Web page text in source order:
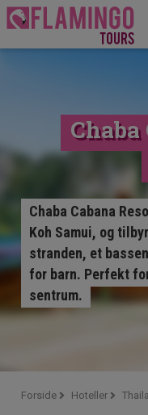
Chaba
Chaba Cabana
Koh Samui, og
stranden, et
for barn. Perfekt
sentrum.
Forside Hoteller